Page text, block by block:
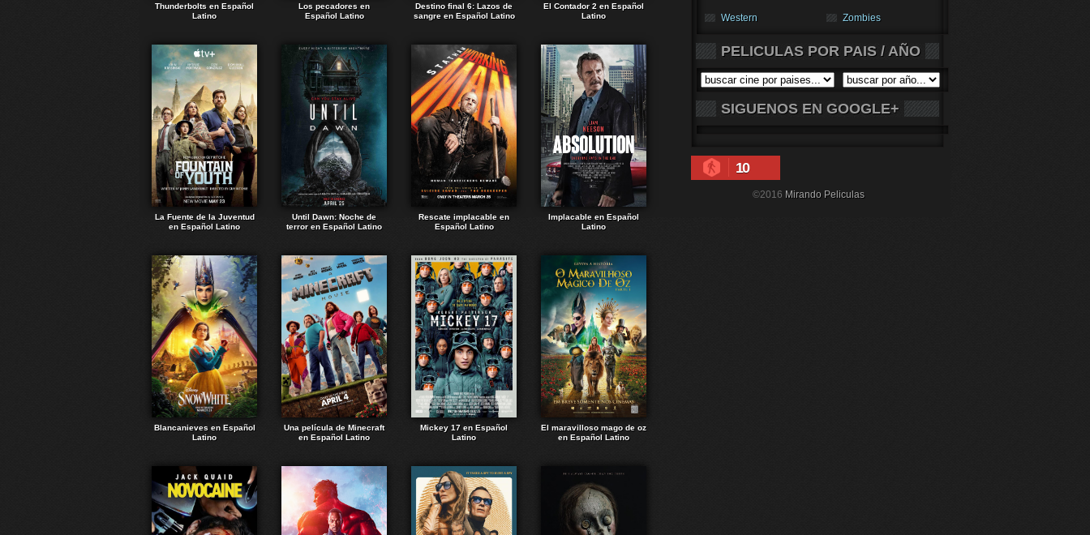
Thunderbolts en Español
Latino
Los pecadores en
Español Latino
Destino final 6: Lazos de
sangre en Español Latino
El Contador 2 en Español
Latino
La Fuente de la Juventud
en Español Latino
Until Dawn: Noche de
terror en Español Latino
Rescate implacable en
Español Latino
Implacable en Español
Latino
Blancanieves en Español
Latino
Una película de Minecraft
en Español Latino
Mickey 17 en Español
Latino
El maravilloso mago de oz
en Español Latino
Western Zombies
PELICULAS POR PAIS / AÑO
SIGUENOS EN GOOGLE+
10
©2016 Mirando Peliculas